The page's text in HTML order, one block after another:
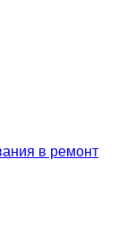
в ремонт